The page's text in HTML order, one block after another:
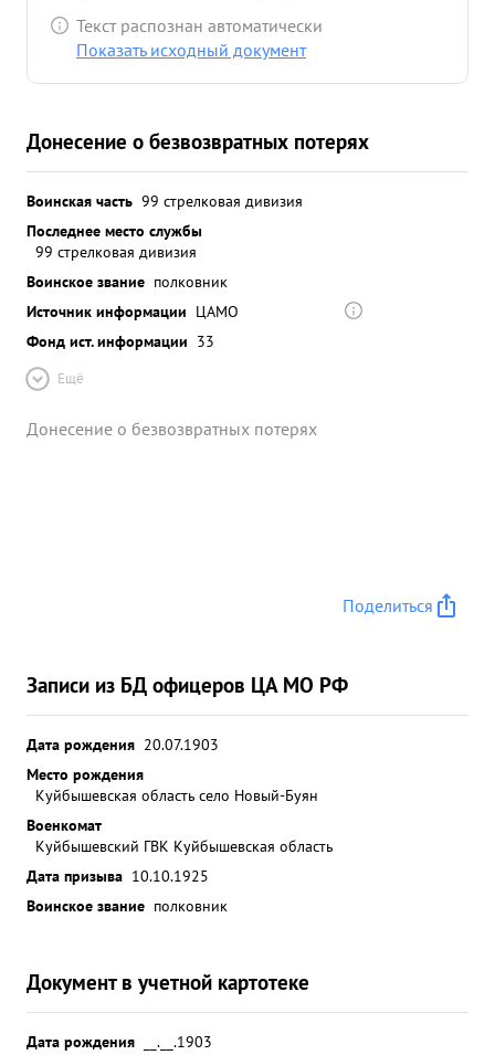
многолетнюю непрерывную службу в Красной
Армии представляю к Правительственной награде
Текст распознан автоматически
Показать исходный документ
Донесение о безвозвратных потерях
Воинская часть 99 стрелковая дивизия
Последнее место службы
99 стрелковая дивизия
Воинское звание полковник
Источник информации ЦАМО
Фонд ист. информации 33
Ещё
Донесение о безвозвратных потерях
Поделиться
Записи из БД офицеров ЦА МО РФ
Дата рождения 20.07.1903
Место рождения
Куйбышевская область село Новый-Буян
Военкомат
Куйбышевский ГВК Куйбышевская область
Дата призыва 10.10.1925
Воинское звание полковник
Документ в учетной картотеке
Дата рождения __.__.1903